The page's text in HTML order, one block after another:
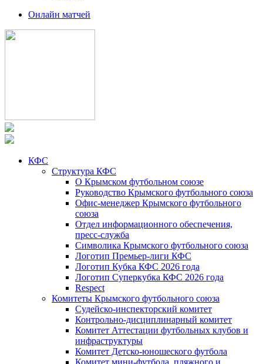
Онлайн матчей
КФС
Структура КФС
О Крымском футбольном союзе
Руководство Крымского футбольного союза
Офис-менеджер Крымского футбольного
союза
Отдел информационного обеспечения,
пресс-служба
Символика Крымского футбольного союза
Логотип Премьер-лиги КФС
Логотип Кубка КФС 2026 года
Логотип Суперкубка КФС 2026 года
Respect
Комитеты Крымского футбольного союза
Судейско-инспекторский комитет
Контрольно-дисциплинарный комитет
Комитет Аттестации футбольных клубов и
инфраструктуры
Комитет Детско-юношеского футбола
Комитет мини-футбола, пляжного и